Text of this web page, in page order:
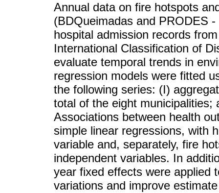
Annual data on fire hotspots
(BDQueimadas and PRODES
hospital admission records
International Classification of
evaluate temporal trends in
regression models were fitted
the following series: (I)
total of the eight municipalities;
Associations between health
simple linear regressions, with
variable and, separately, fire
independent variables. In
year fixed effects were applied
variations and improve